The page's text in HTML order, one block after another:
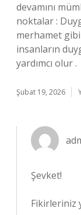
devamını
noktalar :
merhamet
insanların
yardımcı olur .
Şubat 19, 2026
Şevket!
Fikirleriniz